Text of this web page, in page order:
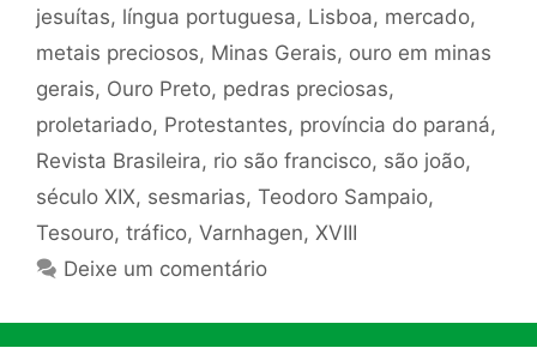
jesuítas, língua portuguesa, Lisboa, mercado,
metais preciosos, Minas Gerais, ouro em minas
gerais, Ouro Preto, pedras preciosas,
proletariado, Protestantes, província do paraná,
Revista Brasileira, rio são francisco, são joão,
século XIX, sesmarias, Teodoro Sampaio,
Tesouro, tráfico, Varnhagen, XVIII
Deixe um comentário